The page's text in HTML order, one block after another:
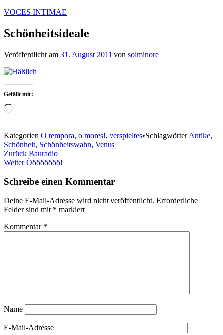
Zum
springen
VOCES INTIMAE
Schönheitsideale
Veröffentlicht am 31. August 2011 von solminore
Gefällt mir:
Wird
Kategorien O tempora, o mores!, verspieltes•SchlagwörterAntike,
Schönheit, Schönheitswahn, Venus
Beitragsnavigation
Zurück Bauradio
Weiter Öööööööö!
Schreibe einen Kommentar
Deine E-Mail-Adresse wird nicht veröffentlicht. Erforderliche
Felder sind mit * markiert
Kommentar *
Name
E-Mail-Adresse